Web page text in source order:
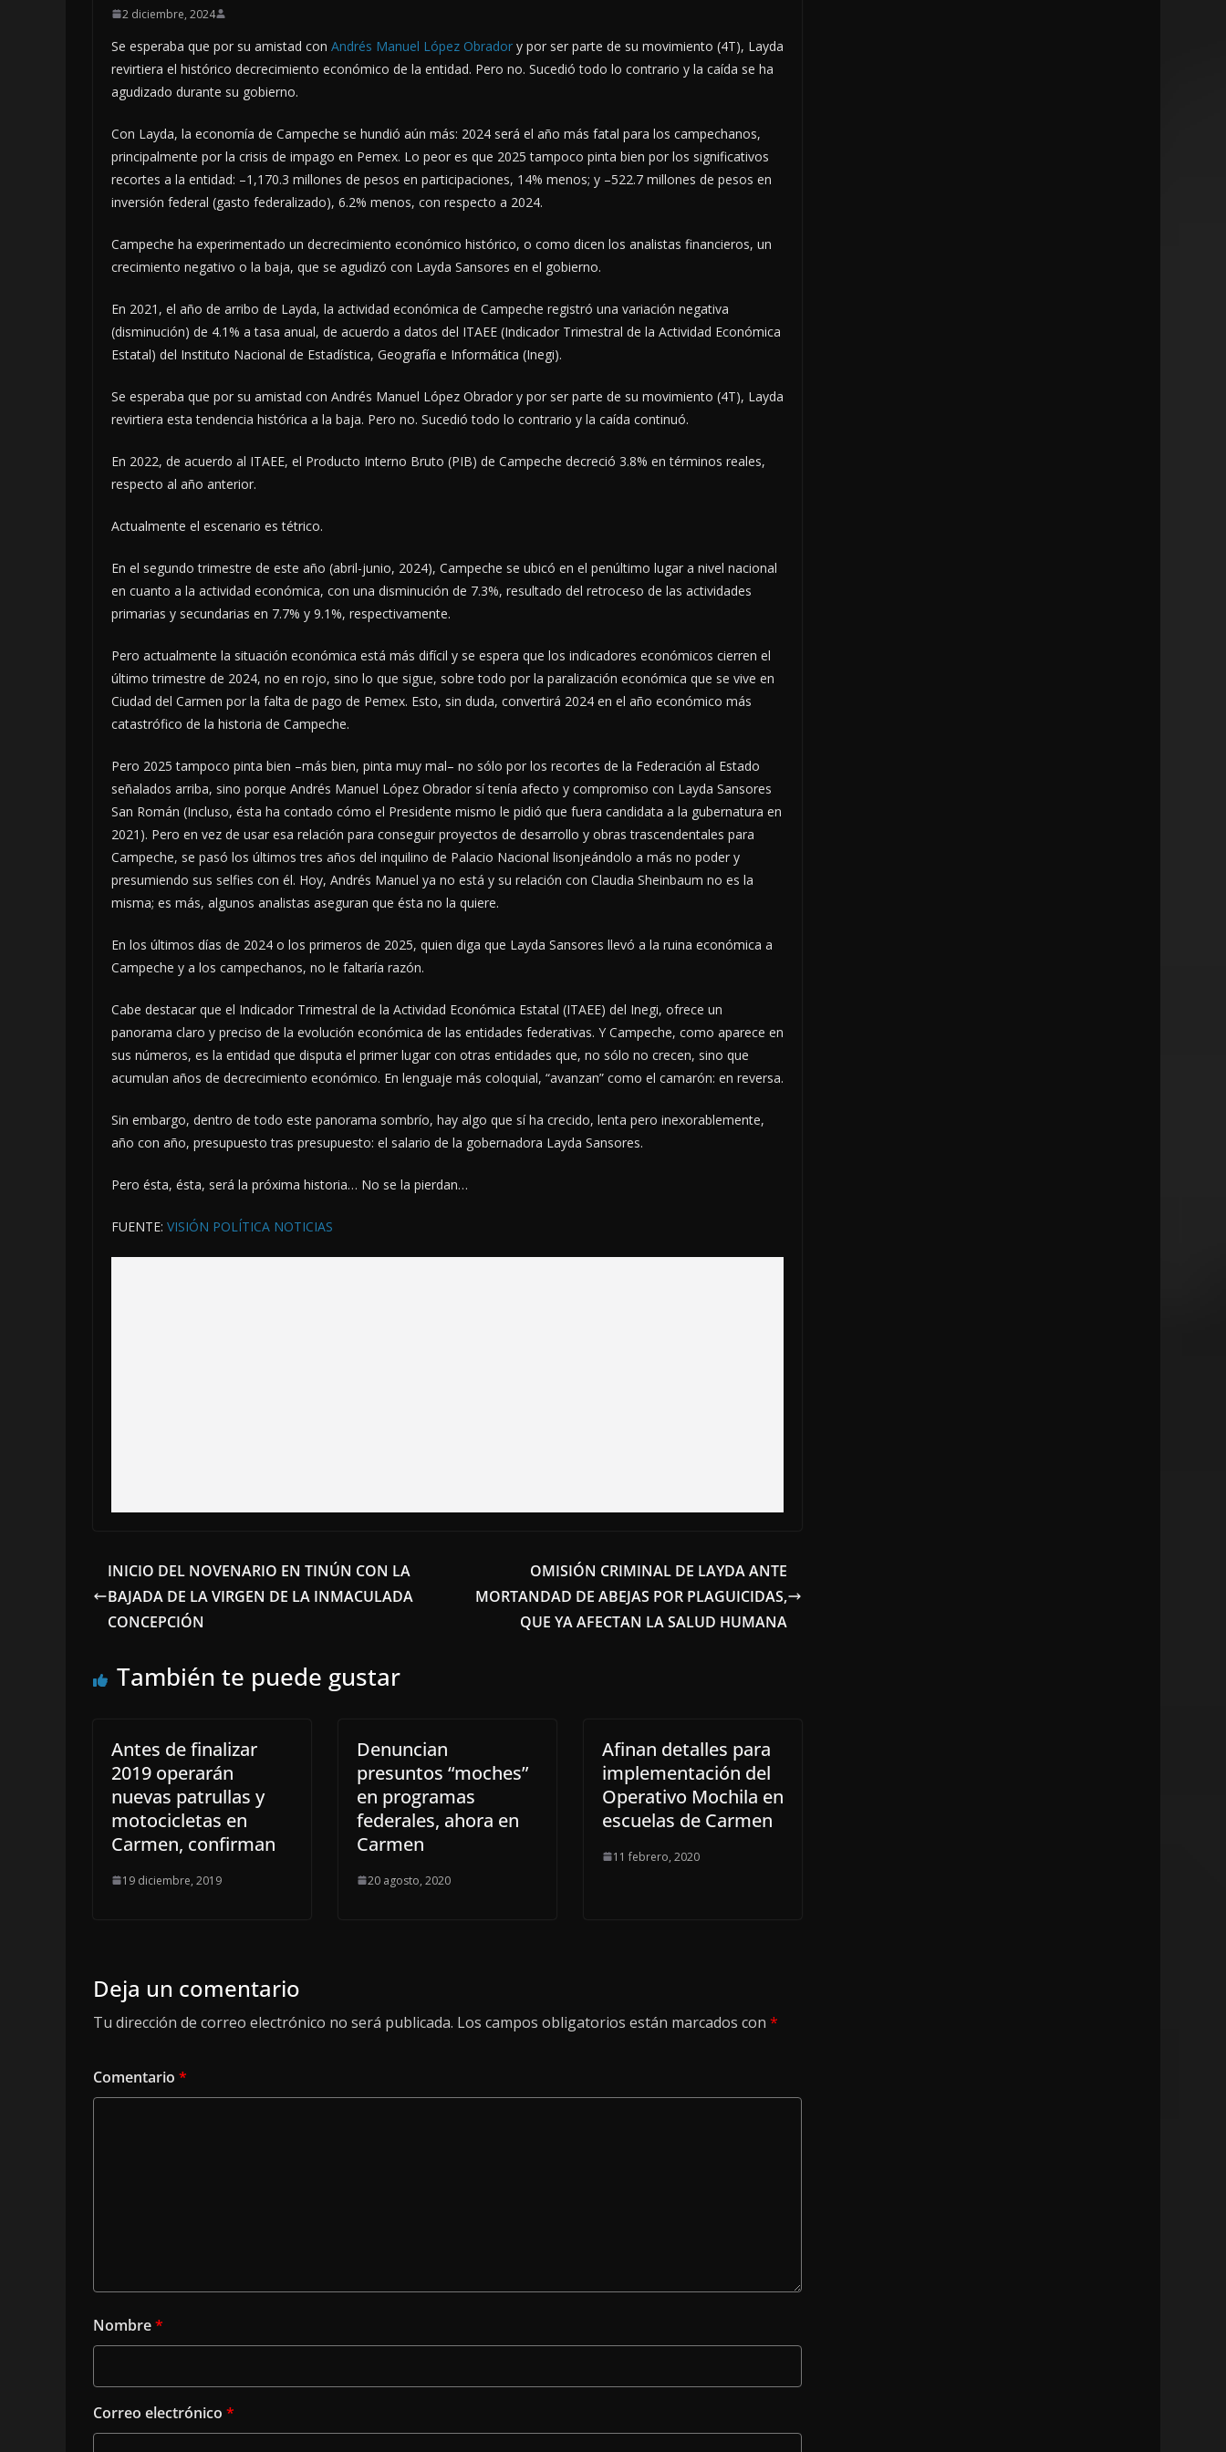
2 diciembre, 2024
Se esperaba que por su amistad con Andrés Manuel López Obrador y por ser parte de su movimiento (4T), Layda
revirtiera el histórico decrecimiento económico de la entidad. Pero no. Sucedió todo lo contrario y la caída se ha
agudizado durante su gobierno.
Con Layda, la economía de Campeche se hundió aún más: 2024 será el año más fatal para los campechanos,
principalmente por la crisis de impago en Pemex. Lo peor es que 2025 tampoco pinta bien por los significativos
recortes a la entidad: –1,170.3 millones de pesos en participaciones, 14% menos; y –522.7 millones de pesos en
inversión federal (gasto federalizado), 6.2% menos, con respecto a 2024.
Campeche ha experimentado un decrecimiento económico histórico, o como dicen los analistas financieros, un
crecimiento negativo o la baja, que se agudizó con Layda Sansores en el gobierno.
En 2021, el año de arribo de Layda, la actividad económica de Campeche registró una variación negativa
(disminución) de 4.1% a tasa anual, de acuerdo a datos del ITAEE (Indicador Trimestral de la Actividad Económica
Estatal) del Instituto Nacional de Estadística, Geografía e Informática (Inegi).
Se esperaba que por su amistad con Andrés Manuel López Obrador y por ser parte de su movimiento (4T), Layda
revirtiera esta tendencia histórica a la baja. Pero no. Sucedió todo lo contrario y la caída continuó.
En 2022, de acuerdo al ITAEE, el Producto Interno Bruto (PIB) de Campeche decreció 3.8% en términos reales,
respecto al año anterior.
Actualmente el escenario es tétrico.
En el segundo trimestre de este año (abril-junio, 2024), Campeche se ubicó en el penúltimo lugar a nivel nacional
en cuanto a la actividad económica, con una disminución de 7.3%, resultado del retroceso de las actividades
primarias y secundarias en 7.7% y 9.1%, respectivamente.
Pero actualmente la situación económica está más difícil y se espera que los indicadores económicos cierren el
último trimestre de 2024, no en rojo, sino lo que sigue, sobre todo por la paralización económica que se vive en
Ciudad del Carmen por la falta de pago de Pemex. Esto, sin duda, convertirá 2024 en el año económico más
catastrófico de la historia de Campeche.
Pero 2025 tampoco pinta bien –más bien, pinta muy mal– no sólo por los recortes de la Federación al Estado
señalados arriba, sino porque Andrés Manuel López Obrador sí tenía afecto y compromiso con Layda Sansores
San Román (Incluso, ésta ha contado cómo el Presidente mismo le pidió que fuera candidata a la gubernatura en
2021). Pero en vez de usar esa relación para conseguir proyectos de desarrollo y obras trascendentales para
Campeche, se pasó los últimos tres años del inquilino de Palacio Nacional lisonjeándolo a más no poder y
presumiendo sus selfies con él. Hoy, Andrés Manuel ya no está y su relación con Claudia Sheinbaum no es la
misma; es más, algunos analistas aseguran que ésta no la quiere.
En los últimos días de 2024 o los primeros de 2025, quien diga que Layda Sansores llevó a la ruina económica a
Campeche y a los campechanos, no le faltaría razón.
Cabe destacar que el Indicador Trimestral de la Actividad Económica Estatal (ITAEE) del Inegi, ofrece un
panorama claro y preciso de la evolución económica de las entidades federativas. Y Campeche, como aparece en
sus números, es la entidad que disputa el primer lugar con otras entidades que, no sólo no crecen, sino que
acumulan años de decrecimiento económico. En lenguaje más coloquial, “avanzan” como el camarón: en reversa.
Sin embargo, dentro de todo este panorama sombrío, hay algo que sí ha crecido, lenta pero inexorablemente,
año con año, presupuesto tras presupuesto: el salario de la gobernadora Layda Sansores.
Pero ésta, ésta, será la próxima historia… No se la pierdan…
FUENTE: VISIÓN POLÍTICA NOTICIAS
INICIO DEL NOVENARIO EN TINÚN CON LA
BAJADA DE LA VIRGEN DE LA INMACULADA
CONCEPCIÓN
OMISIÓN CRIMINAL DE LAYDA ANTE
MORTANDAD DE ABEJAS POR PLAGUICIDAS,
QUE YA AFECTAN LA SALUD HUMANA
También te puede gustar
Antes de finalizar
2019 operarán
nuevas patrullas y
motocicletas en
Carmen, confirman
19 diciembre, 2019
Denuncian
presuntos “moches”
en programas
federales, ahora en
Carmen
20 agosto, 2020
Afinan detalles para
implementación del
Operativo Mochila en
escuelas de Carmen
11 febrero, 2020
Deja un comentario
Tu dirección de correo electrónico no será publicada. Los campos obligatorios están marcados con *
Comentario *
Nombre*
Correo electrónico *